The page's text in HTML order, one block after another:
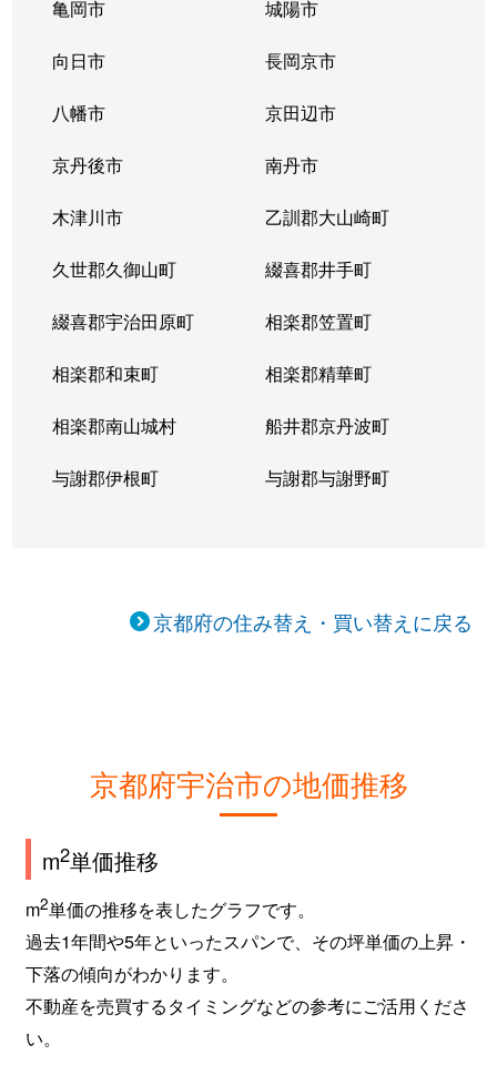
亀岡市 城陽市
向日市 長岡京市
八幡市 京田辺市
京丹後市 南丹市
木津川市 乙訓郡大山崎町
久世郡久御山町 綴喜郡井手町
綴喜郡宇治田原町 相楽郡笠置町
相楽郡和束町 相楽郡精華町
相楽郡南山城村 船井郡京丹波町
与謝郡伊根町 与謝郡与謝野町
京都府の住み替え・買い替えに戻る
京都府宇治市の地価推移
m2単価推移
m2単価の推移を表したグラフです。
過去1年間や5年といったスパンで、その坪単価の上昇・
下落の傾向がわかります。
不動産を売買するタイミングなどの参考にご活用くださ
い。